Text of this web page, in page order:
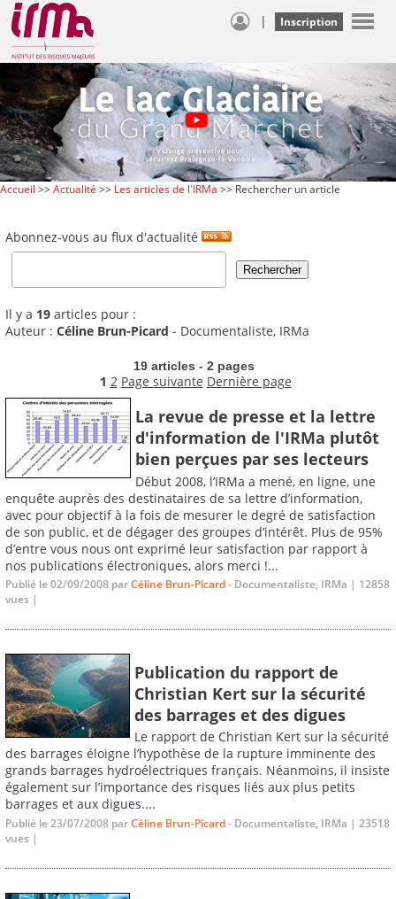
| Inscription
Accueil >>Actualité >> Les articles de l'IRMa >> Rechercher un article
Abonnez-vous au flux d'actualité
Il y a 19 articles pour :
Auteur : Céline Brun-Picard - Documentaliste, IRMa
19 articles - 2 pages
1 2 Page suivante Dernière page
La revue de presse et la lettre
d'information de l'IRMa plutôt
bien perçues par ses lecteurs
Début 2008, l’IRMa a mené, en ligne, une
enquête auprès des destinataires de sa lettre d’information,
avec pour objectif à la fois de mesurer le degré de satisfaction
de son public, et de dégager des groupes d’intérêt. Plus de 95%
d’entre vous nous ont exprimé leur satisfaction par rapport à
nos publications électroniques, alors merci !...
Publié le 02/09/2008 parCéline Brun-Picard- Documentaliste, IRMa | 12858
vues |
Publication du rapport de
Christian Kert sur la sécurité
des barrages et des digues
Le rapport de Christian Kert sur la sécurité
des barrages éloigne l’hypothèse de la rupture imminente des
grands barrages hydroélectriques français. Néanmoins, il insiste
également sur l’importance des risques liés aux plus petits
barrages et aux digues....
Publié le 23/07/2008 parCéline Brun-Picard- Documentaliste, IRMa | 23518
vues |